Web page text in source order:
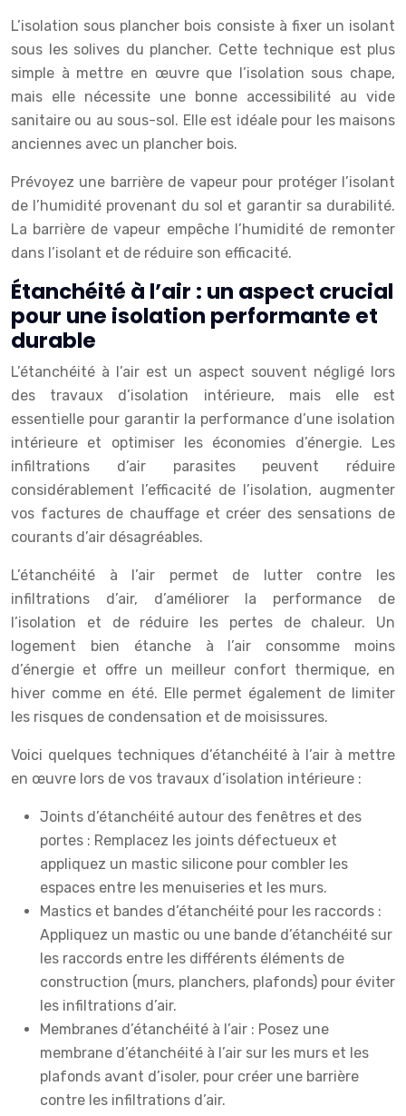
L’isolation sous plancher bois consiste à fixer un isolant
sous les solives du plancher. Cette technique est plus
simple à mettre en œuvre que l’isolation sous chape,
mais elle nécessite une bonne accessibilité au vide
sanitaire ou au sous-sol. Elle est idéale pour les maisons
anciennes avec un plancher bois.
Prévoyez une barrière de vapeur pour protéger l’isolant
de l’humidité provenant du sol et garantir sa durabilité.
La barrière de vapeur empêche l’humidité de remonter
dans l’isolant et de réduire son efficacité.
Étanchéité à l’air : un aspect crucial
pour une isolation performante et
durable
L’étanchéité à l’air est un aspect souvent négligé lors
des travaux d’isolation intérieure, mais elle est
essentielle pour garantir la performance d’une isolation
intérieure et optimiser les économies d’énergie. Les
infiltrations d’air parasites peuvent réduire
considérablement l’efficacité de l’isolation, augmenter
vos factures de chauffage et créer des sensations de
courants d’air désagréables.
L’étanchéité à l’air permet de lutter contre les
infiltrations d’air, d’améliorer la performance de
l’isolation et de réduire les pertes de chaleur. Un
logement bien étanche à l’air consomme moins
d’énergie et offre un meilleur confort thermique, en
hiver comme en été. Elle permet également de limiter
les risques de condensation et de moisissures.
Voici quelques techniques d’étanchéité à l’air à mettre
en œuvre lors de vos travaux d’isolation intérieure :
Joints d’étanchéité autour des fenêtres et des
portes : Remplacez les joints défectueux et
appliquez un mastic silicone pour combler les
espaces entre les menuiseries et les murs.
Mastics et bandes d’étanchéité pour les raccords :
Appliquez un mastic ou une bande d’étanchéité sur
les raccords entre les différents éléments de
construction (murs, planchers, plafonds) pour éviter
les infiltrations d’air.
Membranes d’étanchéité à l’air : Posez une
membrane d’étanchéité à l’air sur les murs et les
plafonds avant d’isoler, pour créer une barrière
contre les infiltrations d’air.